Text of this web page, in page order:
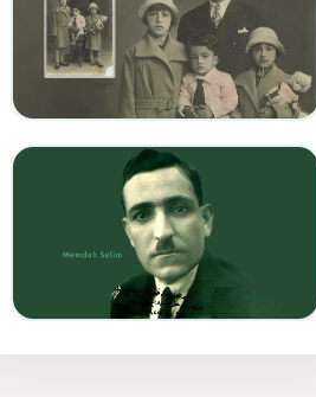
Mihemed Mîhrî Hîlav ji
afirênerên rewşenbîriya
Memduh Selim ve Xoybûn